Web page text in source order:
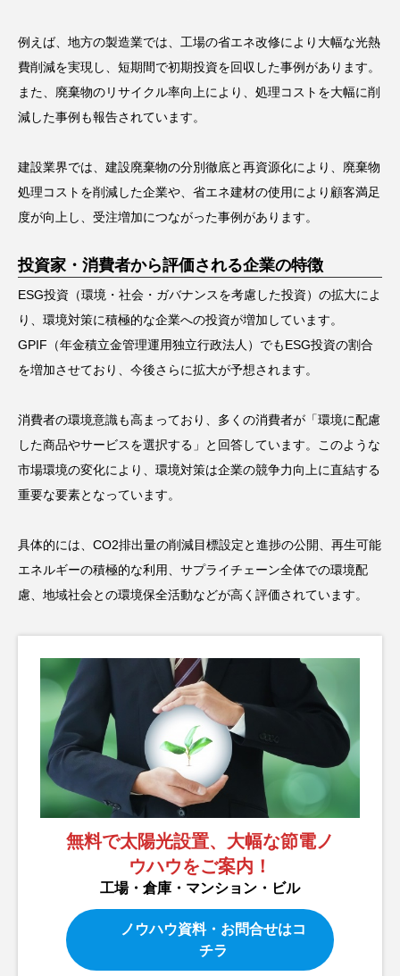
例えば、地方の製造業では、工場の省エネ改修により大幅な光熱
費削減を実現し、短期間で初期投資を回収した事例があります。
また、廃棄物のリサイクル率向上により、処理コストを大幅に削
減した事例も報告されています。
建設業界では、建設廃棄物の分別徹底と再資源化により、廃棄物
処理コストを削減した企業や、省エネ建材の使用により顧客満足
度が向上し、受注増加につながった事例があります。
投資家・消費者から評価される企業の特徴
ESG投資（環境・社会・ガバナンスを考慮した投資）の拡大によ
り、環境対策に積極的な企業への投資が増加しています。
GPIF（年金積立金管理運用独立行政法人）でもESG投資の割合
を増加させており、今後さらに拡大が予想されます。
消費者の環境意識も高まっており、多くの消費者が「環境に配慮
した商品やサービスを選択する」と回答しています。このような
市場環境の変化により、環境対策は企業の競争力向上に直結する
重要な要素となっています。
具体的には、CO2排出量の削減目標設定と進捗の公開、再生可能
エネルギーの積極的な利用、サプライチェーン全体での環境配
慮、地域社会との環境保全活動などが高く評価されています。
無料で太陽光設置、大幅な節電ノ
ウハウをご案内！
工場・倉庫・マンション・ビル
ノウハウ資料・お問合せはコ
チラ